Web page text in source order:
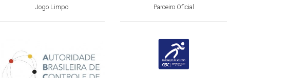
Jogo Limpo Parceiro Oficial